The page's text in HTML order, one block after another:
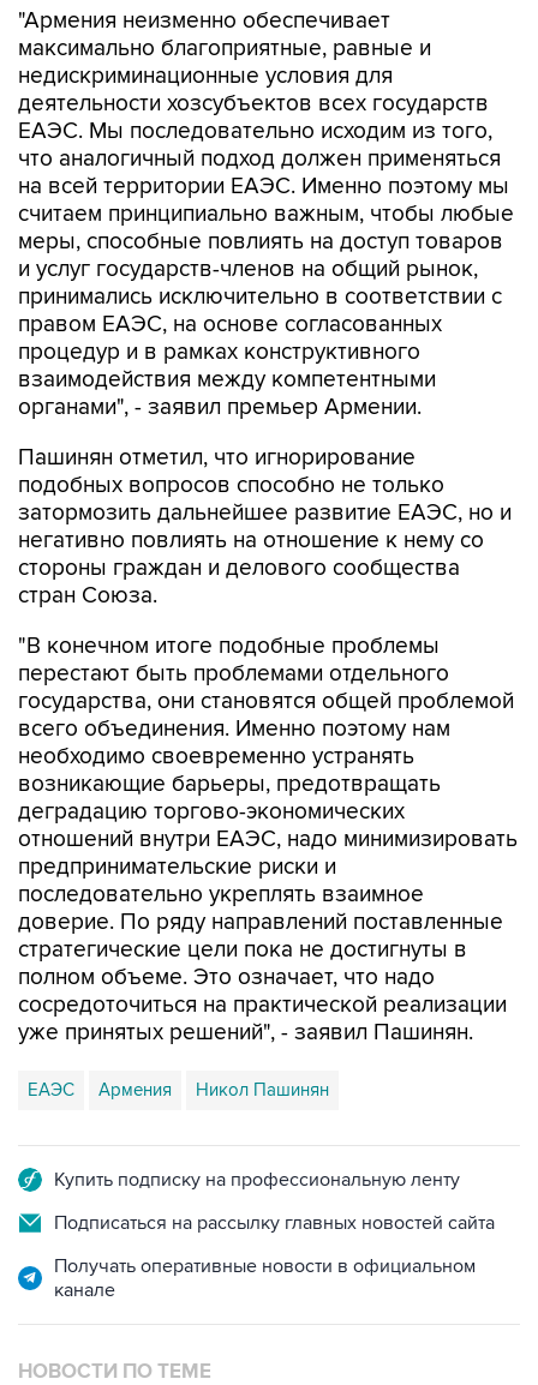
"Армения неизменно обеспечивает
максимально благоприятные, равные и
недискриминационные условия для
деятельности хозсубъектов всех государств
ЕАЭС. Мы последовательно исходим из того,
что аналогичный подход должен применяться
на всей территории ЕАЭС. Именно поэтому мы
считаем принципиально важным, чтобы любые
меры, способные повлиять на доступ товаров
и услуг государств-членов на общий рынок,
принимались исключительно в соответствии с
правом ЕАЭС, на основе согласованных
процедур и в рамках конструктивного
взаимодействия между компетентными
органами", - заявил премьер Армении.
Пашинян отметил, что игнорирование
подобных вопросов способно не только
затормозить дальнейшее развитие ЕАЭС, но и
негативно повлиять на отношение к нему со
стороны граждан и делового сообщества
стран Союза.
"В конечном итоге подобные проблемы
перестают быть проблемами отдельного
государства, они становятся общей проблемой
всего объединения. Именно поэтому нам
необходимо своевременно устранять
возникающие барьеры, предотвращать
деградацию торгово-экономических
отношений внутри ЕАЭС, надо минимизировать
предпринимательские риски и
последовательно укреплять взаимное
доверие. По ряду направлений поставленные
стратегические цели пока не достигнуты в
полном объеме. Это означает, что надо
сосредоточиться на практической реализации
уже принятых решений", - заявил Пашинян.
ЕАЭС Армения Никол Пашинян
Купить подписку на профессиональную ленту
Подписаться на рассылку главных новостей сайта
Получать оперативные новости в официальном
канале
НОВОСТИ ПО ТЕМЕ